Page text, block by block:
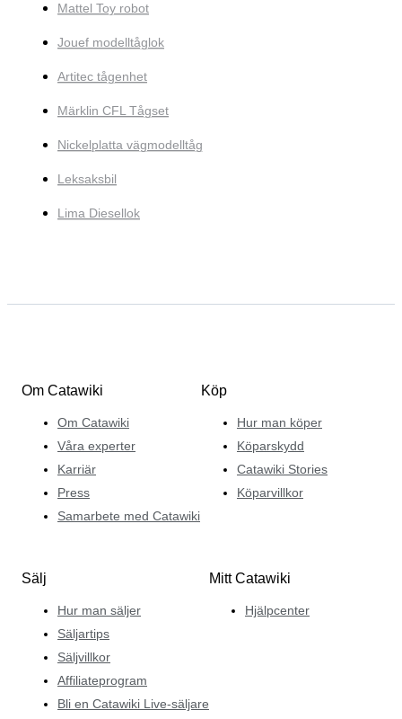
Mattel Toy robot
Jouef modelltåglok
Artitec tågenhet
Märklin CFL Tågset
Nickelplatta vägmodelltåg
Leksaksbil
Lima Diesellok
Om Catawiki
Om Catawiki
Våra experter
Karriär
Press
Samarbete med Catawiki
Köp
Hur man köper
Köparskydd
Catawiki Stories
Köparvillkor
Sälj
Hur man säljer
Säljartips
Säljvillkor
Affiliateprogram
Bli en Catawiki Live-säljare
Mitt Catawiki
Hjälpcenter